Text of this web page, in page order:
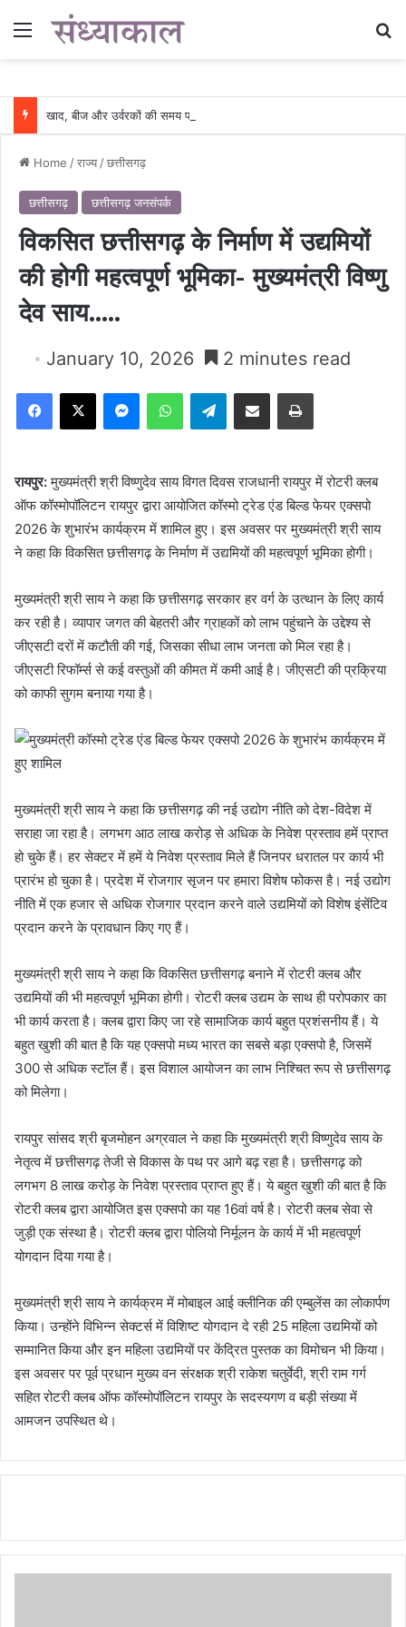
Menu
Home /राज्य /छत्तीसगढ़
छत्तीसगढ़ छत्तीसगढ़ जनसंपर्क
विकसित छत्तीसगढ़ के निर्माण में उद्यमियों
की होगी महत्वपूर्ण भूमिका- मुख्यमंत्री विष्णु
देव साय…..
January 10, 2026 2 minutes read
Facebook
X MessengerWhatsAppTelegramShare via Email Print
रायपुर:मुख्यमंत्री श्री विष्णुदेव साय विगत दिवस राजधानी रायपुर में रोटरी क्लब
ऑफ कॉस्मोपॉलिटन रायपुर द्वारा आयोजित कॉस्मो ट्रेड एंड बिल्ड फेयर एक्सपो
2026 के शुभारंभ कार्यक्रम में शामिल हुए। इस अवसर पर मुख्यमंत्री श्री साय
ने कहा कि विकसित छत्तीसगढ़ के निर्माण में उद्यमियों की महत्वपूर्ण भूमिका होगी।
मुख्यमंत्री श्री साय ने कहा कि छत्तीसगढ़ सरकार हर वर्ग के उत्थान के लिए कार्य
कर रही है। व्यापार जगत की बेहतरी और ग्राहकों को लाभ पहुंचाने के उद्देश्य से
जीएसटी दरों में कटौती की गई, जिसका सीधा लाभ जनता को मिल रहा है।
जीएसटी रिफॉर्म्स से कई वस्तुओं की कीमत में कमी आई है। जीएसटी की प्रक्रिया
को काफी सुगम बनाया गया है।
मुख्यमंत्री श्री साय ने कहा कि छत्तीसगढ़ की नई उद्योग नीति को देश-विदेश में
सराहा जा रहा है। लगभग आठ लाख करोड़ से अधिक के निवेश प्रस्ताव हमें प्राप्त
हो चुके हैं। हर सेक्टर में हमें ये निवेश प्रस्ताव मिले हैं जिनपर धरातल पर कार्य भी
प्रारंभ हो चुका है। प्रदेश में रोजगार सृजन पर हमारा विशेष फोकस है। नई उद्योग
नीति में एक हजार से अधिक रोजगार प्रदान करने वाले उद्यमियों को विशेष इंसेंटिव
प्रदान करने के प्रावधान किए गए हैं।
मुख्यमंत्री श्री साय ने कहा कि विकसित छत्तीसगढ़ बनाने में रोटरी क्लब और
उद्यमियों की भी महत्वपूर्ण भूमिका होगी। रोटरी क्लब उद्यम के साथ ही परोपकार का
भी कार्य करता है। क्लब द्वारा किए जा रहे सामाजिक कार्य बहुत प्रशंसनीय हैं। ये
बहुत खुशी की बात है कि यह एक्सपो मध्य भारत का सबसे बड़ा एक्सपो है, जिसमें
300 से अधिक स्टॉल हैं। इस विशाल आयोजन का लाभ निश्चित रूप से छत्तीसगढ़
को मिलेगा।
रायपुर सांसद श्री बृजमोहन अग्रवाल ने कहा कि मुख्यमंत्री श्री विष्णुदेव साय के
नेतृत्व में छत्तीसगढ़ तेजी से विकास के पथ पर आगे बढ़ रहा है। छत्तीसगढ़ को
लगभग 8 लाख करोड़ के निवेश प्रस्ताव प्राप्त हुए हैं। ये बहुत खुशी की बात है कि
रोटरी क्लब द्वारा आयोजित इस एक्सपो का यह 16वां वर्ष है। रोटरी क्लब सेवा से
जुड़ी एक संस्था है। रोटरी क्लब द्वारा पोलियो निर्मूलन के कार्य में भी महत्वपूर्ण
योगदान दिया गया है।
मुख्यमंत्री श्री साय ने कार्यक्रम में मोबाइल आई क्लीनिक की एम्बुलेंस का लोकार्पण
किया। उन्होंने विभिन्न सेक्टर्स में विशिष्ट योगदान दे रही 25 महिला उद्यमियों को
सम्मानित किया और इन महिला उद्यमियों पर केंद्रित पुस्तक का विमोचन भी किया।
इस अवसर पर पूर्व प्रधान मुख्य वन संरक्षक श्री राकेश चतुर्वेदी, श्री राम गर्ग
सहित रोटरी क्लब ऑफ कॉस्मोपॉलिटन रायपुर के सदस्यगण व बड़ी संख्या में
आमजन उपस्थित थे।